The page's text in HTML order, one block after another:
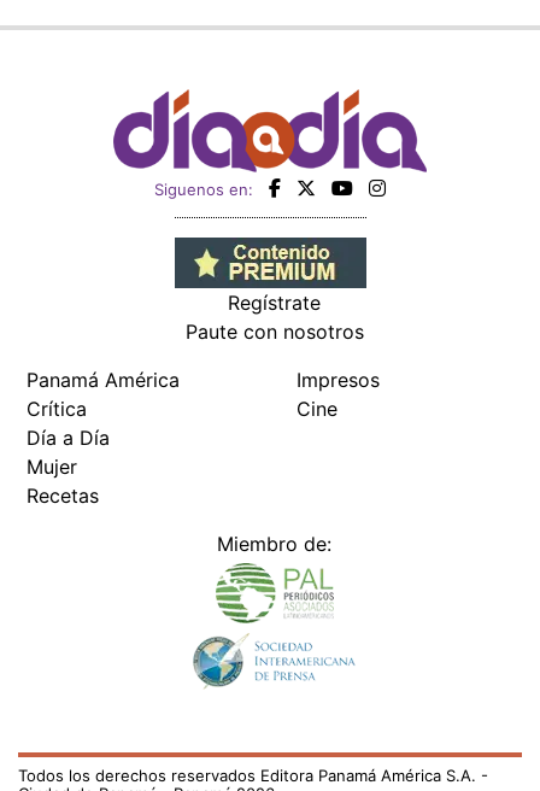
Siguenos en:
Regístrate
Paute con nosotros
Crítica
Día a Día
Mujer
Recetas
Cine
Todos los derechos reservados Editora Panamá América S.A. -
Ciudad de Panamá - Panamá 2026.